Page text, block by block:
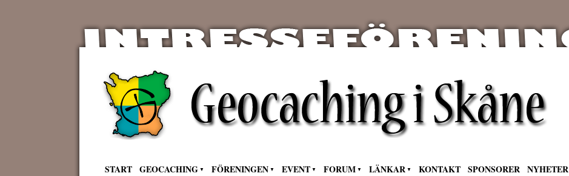
START GEOCACHING FÖRENINGEN EVENT FORUM LÄNKAR KONTAKT SPONSORER NYHETER